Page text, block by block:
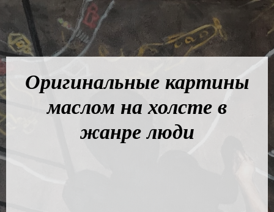
Оригинальные картины
маслом на холсте в
жанре люди